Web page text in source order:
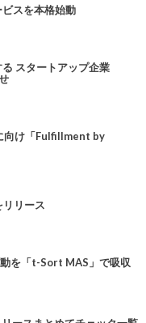
スを本格始動
スタートアップ企業
向け「Fulfillment by
リリース
を「t-Sort MAS」で吸収